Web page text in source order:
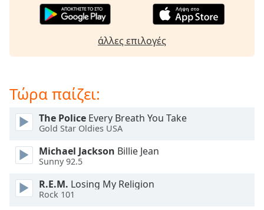
Escape
and
window.
άλλες επιλογές
Τώρα παίζει:
The Police Every Breath You Take
Gold Star Oldies USA
Michael Jackson Billie Jean
Sunny 92.5
R.E.M. Losing My Religion
Rock 101